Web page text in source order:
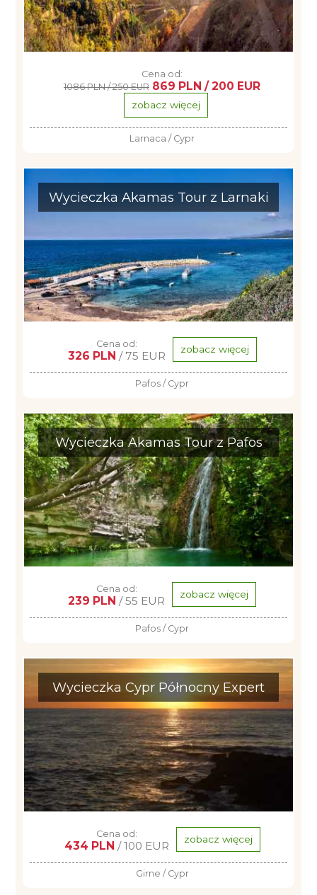
Cena od:
1086 PLN / 250 EUR 869 PLN / 200 EUR
zobacz więcej
Larnaca / Cypr
Wycieczka Akamas Tour z Larnaki
Cena od:
326 PLN / 75 EUR zobacz więcej
Pafos / Cypr
Wycieczka Akamas Tour z Pafos
Cena od:
239 PLN / 55 EUR zobacz więcej
Pafos / Cypr
Wycieczka Cypr Północny Expert
Cena od:
434 PLN / 100 EUR zobacz więcej
Girne / Cypr